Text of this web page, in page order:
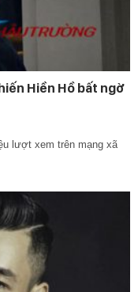
Hiền Hồ bất ngờ
lượt xem trên mạng xã